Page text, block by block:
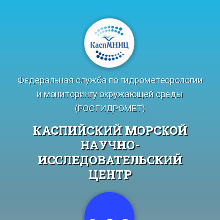
Федеральная служба по гидрометеорологии
и мониторингу окружающей среды
(РОСГИДРОМЕТ)
КАСПИЙСКИЙ МОРСКОЙ
НАУЧНО-
ИССЛЕДОВАТЕЛЬСКИЙ
ЦЕНТР